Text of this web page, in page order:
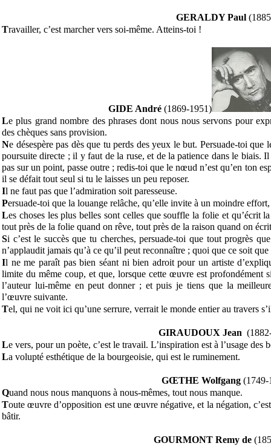
GERALDY Paul
Travailler, c’est marcher vers soi-même. Atteins-toi !
GIDE André (1869-1951)
Le plus grand nombre des phrases dont nous nous servons pour
des chèques sans provision.
Ne désespère pas dès que tu perds des yeux le but. Persuade-toi que
poursuite directe ; il y faut de la ruse, et de la patience dans le biais.
pas sur un point, passe outre ; redis-toi que le nœud n’est qu’en ton
il se défait tout seul si tu le laisses un peu reposer.
Il ne faut pas que l’admiration soit paresseuse.
Persuade-toi que la louange relâche, qu’elle invite à un moindre
Les choses les plus belles sont celles que souffle la folie et qu’écrit
tout près de la folie quand on rêve, tout près de la raison quand on
Si c’est le succès que tu cherches, persuade-toi que tout progrès
n’applaudit jamais qu’à ce qu’il peut reconnaître ; quoi que ce soit
Il ne me paraît pas bien séant ni bien adroit pour un artiste
limite du même coup, et que, lorsque cette œuvre est profondément
l’auteur lui-même en peut donner ; et puis je tiens que la
l’œuvre suivante.
Tel, qui ne voit ici qu’une serrure, verrait le monde entier au travers
GIRAUDOUX Jean
Le vers, pour un poète, c’est le travail. L’inspiration est à l’usage des
La volupté esthétique de la bourgeoisie, qui est le ruminement.
GŒTHE Wolfgang (1749-
Quand nous nous manquons à nous-mêmes, tout nous manque.
Toute œuvre d’opposition est une œuvre négative, et la négation,
bâtir.
GOURMONT Remy de